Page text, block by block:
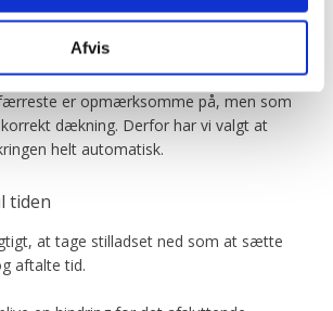
Afvis
ansvar for stilladset i lejeperioden. Et
er opmærksomme på, men som
dækning. Derfor har vi valgt at
helt automatisk.
tiden​
at tage stilladset ned som at sætte
aftalte tid.